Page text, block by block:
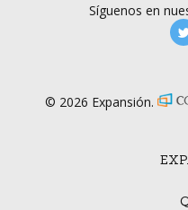
Síguenos en
© 2026 Expansión.